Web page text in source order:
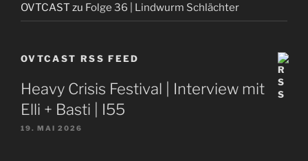
OVTCAST zu Folge 36 | Lindwurm Schlächter
OVTCAST RSS FEED
Heavy Crisis Festival | Interview mit
Elli + Basti | I55
19. MAI 2026